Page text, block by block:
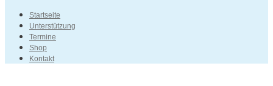
Startseite
Unterstützung
Termine
Shop
Kontakt